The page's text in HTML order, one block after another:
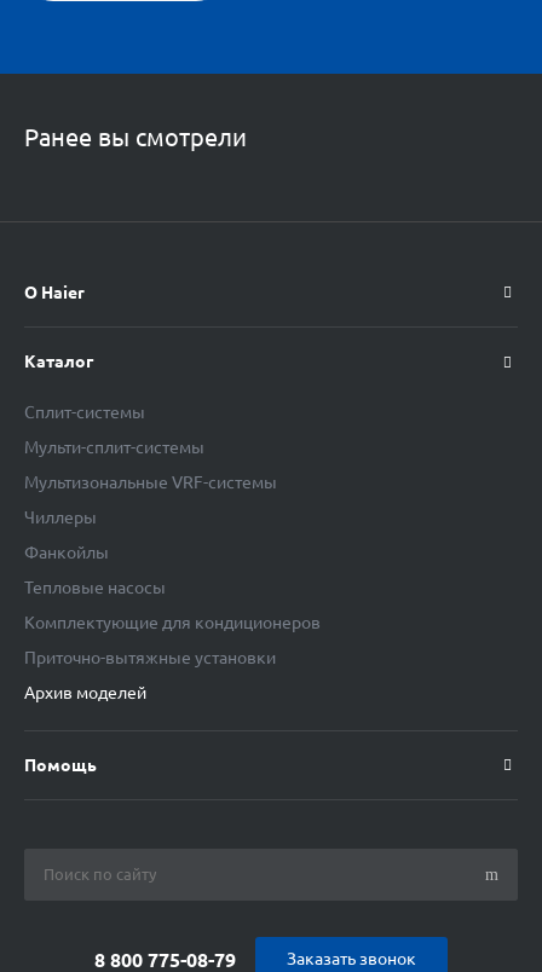
Ранее вы смотрели
О Haier
Каталог
Сплит-системы
Мульти-сплит-системы
Мультизональные VRF-системы
Чиллеры
Фанкойлы
Тепловые насосы
Комплектующие для кондиционеров
Приточно-вытяжные установки
Архив моделей
Помощь
8 800 775-08-79 Заказать звонок